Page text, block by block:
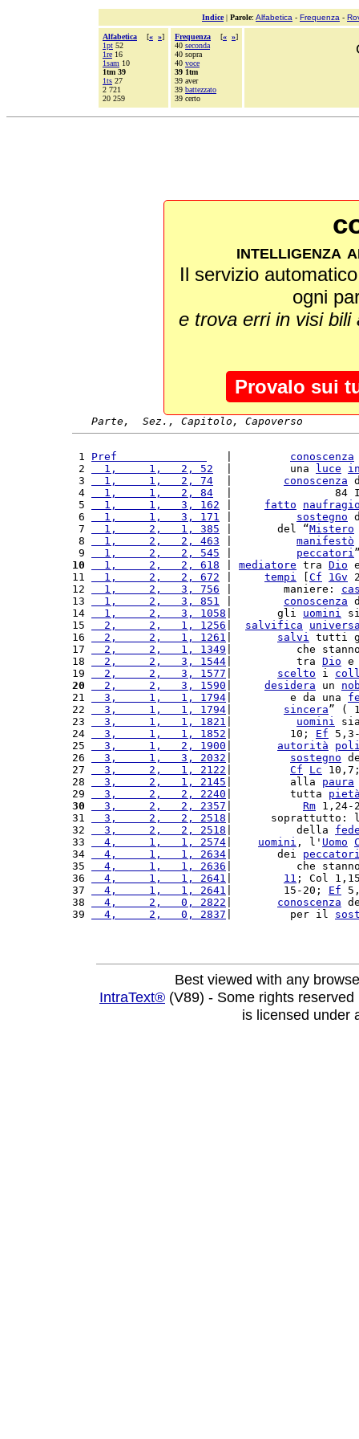
Indice| Parole: Alfabetica - Frequenza -
Alfabetica [« »]
1pt 52
1re 16
1sam 10
1tm 39
1ts 27
2 721
20 259
Frequenza [« »]
40 seconda
40 sopra
40 voce
39 1tm
39 aver
39 battezzato
39 certo
intelligenza
Il servizio
ogni
e trova erri in visi
Provalo sui
Parte,  Sez., Capitolo, Capoverso
1 Pref conoscenza
2
  1,     1,   2, 52
  |         una
luce
3
  1,     1,   2, 74
conoscenza
4
  1,     1,   2, 84
|                84
5
  1,     1,   3, 162
fatto
6
  1,     1,   3, 171
sostegno
7
  1,     2,   1, 385
|       del “Mistero
8
  1,     2,   2, 463
manifestò
9
  1,     2,   2, 545
peccatori
10
  1,     2,   2, 618
mediatore tra Dio
11
  1,     2,   2, 672
tempi Cf 1Gv
12
  1,     2,   3, 756
|        maniere:
13
  1,     2,   3, 851
conoscenza
14
  1,     2,   3, 1058
|       gli uomini
15
  2,     2,   1, 1256
salvifica
16
  2,     2,   1, 1261
salvi tutti
17
  2,     2,   1, 1349
|          che
18
  2,     2,   3, 1544
|          tra Dio
19
  2,     2,   3, 1577
scelto i
20
  2,     2,   3, 1590
desidera un
21
  3,     1,   1, 1794
|         e da una
22
  3,     1,   1, 1794
sincera” (
23
  3,     1,   1, 1821
uomini
24
  3,     1,   1, 1852
|         10; Ef
25
  3,     1,   2, 1900
autorità
26
  3,     1,   3, 2032
sostegno
27
  3,     2,   1, 2122
Cf Lc
28
  3,     2,   1, 2145
|         alla paura
29
  3,     2,   2, 2240
|         tutta
30
  3,     2,   2, 2357
Rm
31
  3,     2,   2, 2518
|      soprattutto:
32
  3,     2,   2, 2518
|          della
33
  4,     1,   1, 2574
uomini , l' Uomo
34
  4,     1,   1, 2634
|       dei
35
  4,     1,   1, 2636
|          che
36
  4,     1,   1, 2641
11 ; Col
37
  4,     1,   1, 2641
|        15-20; Ef
38
  4,     2,   0, 2822
conoscenza
39
  4,     2,   0, 2837
|         per il
Best viewed with any
IntraText® (V89) - Some rights
is licensed under